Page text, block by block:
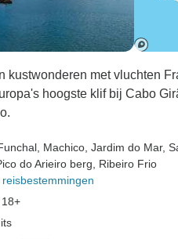
kustwonderen met vluchten
hoogste klif bij Cabo
Funchal , Machico , Jardim do Mar,
do Arieiro berg , Ribeiro Frio
reisbestemmingen